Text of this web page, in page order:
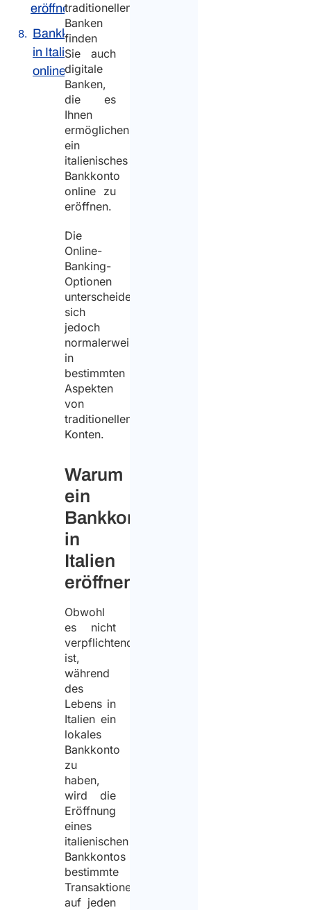
eröffnen?
Bankkonto
in Italien
online
traditionellen
Banken
finden
Sie auch
digitale
Banken,
die es
Ihnen
ermöglichen,
ein
italienisches
Bankkonto
online zu
eröffnen.
Die
Online-
Banking-
Optionen
unterscheiden
sich
jedoch
normalerweise
in
bestimmten
Aspekten
von
traditionellen
Konten.
Warum
ein
Bankkonto
in
Italien
eröffnen?
Obwohl
es nicht
verpflichtend
ist,
während
des
Lebens in
Italien ein
lokales
Bankkonto
zu
haben,
wird die
Eröffnung
eines
italienischen
Bankkontos
bestimmte
Transaktionen
auf jeden